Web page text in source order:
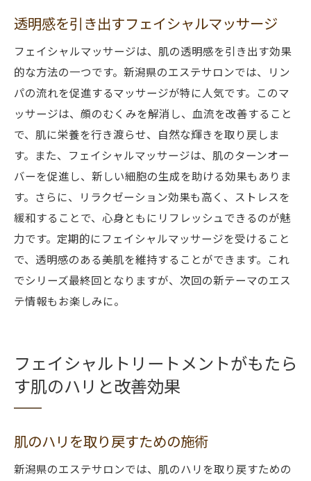
透明感を引き出すフェイシャルマッサージ
フェイシャルマッサージは、肌の透明感を引き出す効果
的な方法の一つです。新潟県のエステサロンでは、リン
パの流れを促進するマッサージが特に人気です。このマ
ッサージは、顔のむくみを解消し、血流を改善すること
で、肌に栄養を行き渡らせ、自然な輝きを取り戻しま
す。また、フェイシャルマッサージは、肌のターンオー
バーを促進し、新しい細胞の生成を助ける効果もありま
す。さらに、リラクゼーション効果も高く、ストレスを
緩和することで、心身ともにリフレッシュできるのが魅
力です。定期的にフェイシャルマッサージを受けること
で、透明感のある美肌を維持することができます。これ
でシリーズ最終回となりますが、次回の新テーマのエス
テ情報もお楽しみに。
フェイシャルトリートメントがもたら
す肌のハリと改善効果
肌のハリを取り戻すための施術
新潟県のエステサロンでは、肌のハリを取り戻すための